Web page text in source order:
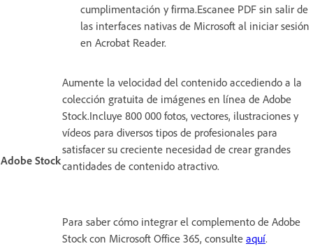
cumplimentación y firma.Escanee PDF sin salir de
las interfaces nativas de Microsoft al iniciar sesión
en Acrobat Reader.
Adobe Stock
Aumente la velocidad del contenido accediendo a la
colección gratuita de imágenes en línea de Adobe
Stock.Incluye 800 000 fotos, vectores, ilustraciones y
vídeos para diversos tipos de profesionales para
satisfacer su creciente necesidad de crear grandes
cantidades de contenido atractivo.
Para saber cómo integrar el complemento de Adobe
Stock con Microsoft Office 365, consulte aquí.